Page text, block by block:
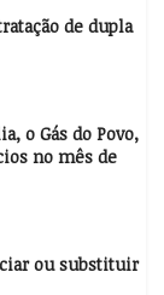
de dupla
o Gás do Povo,
no mês de
ou substituir